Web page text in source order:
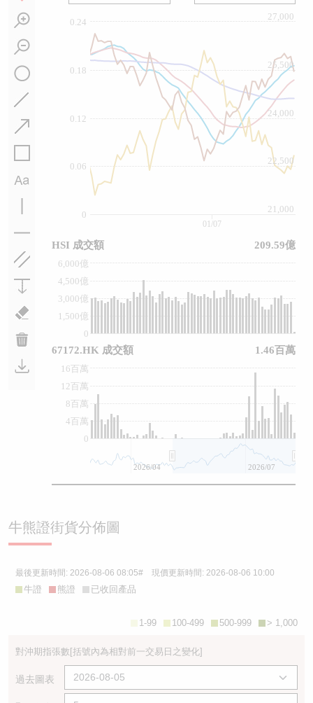
0
0.06
0.12
0.18
0.24
21,000
22,500
24,000
25,500
27,000
0
1,500億
3,000億
4,500億
6,000億
0
4百萬
8百萬
12百萬
16百萬
01/07
2026/04 2026/07
HSI 成交額 209.59億
67172.HK 成交額 1.46百萬
牛熊證街貨分佈圖
最後更新時間: 2026-08-06 08:05# 現價更新時間: 2026-08-06 10:00
牛證 熊證 已收回產品
> 1,000
500-999
100-499
1-99
對沖期指張數[括號內為相對前一交易日之變化]
過去圖表